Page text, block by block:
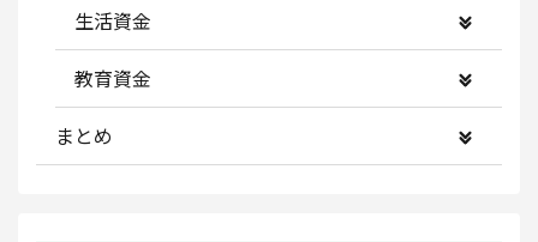
生活資金
教育資金
まとめ